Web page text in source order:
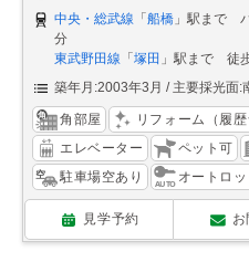
中央・総武線 「 船橋 」駅まで
分
東武野田線 「 塚田 」駅まで 徒
築年月:2003年3月
主要採光面:
角部屋 リフォーム（履歴
エレベーター
ペット可
駐車場空あり
オートロッ
見学予約